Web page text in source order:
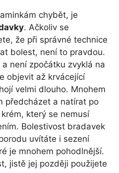
chybět, je
. Ačkoliv se
že při správné technice
bolest, není to pravdou.
není zpočátku zvyklá na
objevit až krvácející
velmi dlouho. Mnohem
předcházet a natírat po
který se nemusí
Bolestivost bradavek
uvítáte i sezení
je mnohem pohodlnější.
jistě jej později použijete